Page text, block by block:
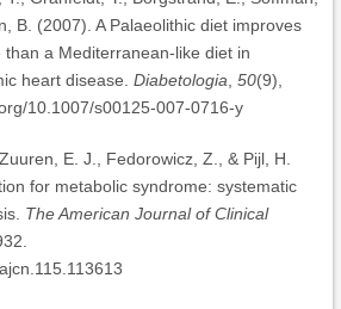
B. (2007). A Palaeolithic diet improves
a Mediterranean-like diet in
heart disease. Diabetologia 50(9),
10.1007/s00125-007-0716-y
E. J., Fedorowicz, Z., & Pijl, H.
for metabolic syndrome: systematic
The American Journal of Clinical